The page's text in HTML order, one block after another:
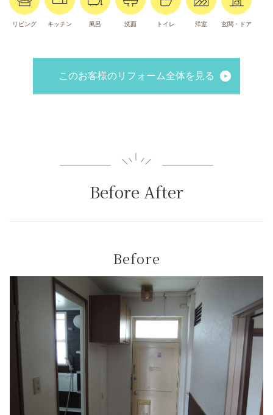
リビング キッチン 風呂 洗面 トイレ 洋室 玄関・ドア
このお客様のリフォーム全体を見る
Before After
Before